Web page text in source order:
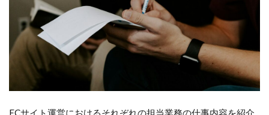
更新
2.4
4. 商
品登
録・
5. プ
ECサイト運営におけるそれぞれの担当業務の仕事内容を紹介